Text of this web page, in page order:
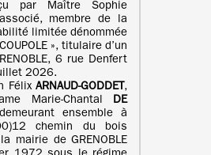
par Maître Sophie
associé, membre de la
limitée dénommée
», titulaire d’un
6 rue Denfert
2026.
FélixARNAUD-GODDET ,
Marie-Chantal DE
ensemble à
chemin du bois
mairie de GRENOBLE